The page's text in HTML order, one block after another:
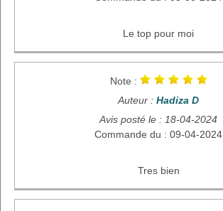
Le top pour moi
Note :
Auteur : Hadiza D
Avis posté le : 18-04-2024
Commande du : 09-04-2024
Tres bien